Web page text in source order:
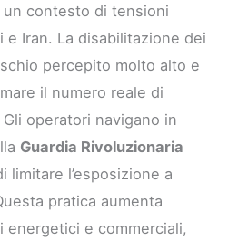
contesto di tensioni
e Iran. La disabilitazione dei
percepito molto alto e
il numero reale di
operatori navigano in
Guardia Rivoluzionaria
limitare l’esposizione a
pratica aumenta
energetici e commerciali,